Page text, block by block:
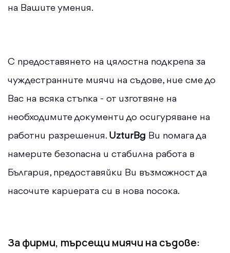
на Вашите умения.
С предоставянето на цялостна подкрепа за
чуждестранните миячи на съдове, ние сме до
Вас на всяка стъпка - от изготвяне на
необходимите документи до осигуряване на
работни разрешения. UzturBg Ви помага да
намерите безопасна и стабилна работа в
България, предоставяйки Ви възможност да
насочите кариерата си в нова посока.
За фирми, търсещи миячи на съдове: